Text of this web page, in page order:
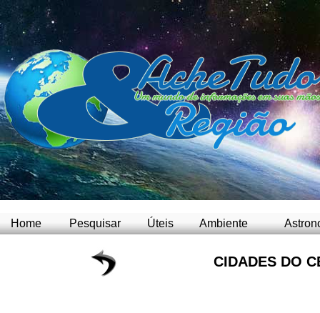
Home Pesquisar Úteis Ambiente
CIDADES DO